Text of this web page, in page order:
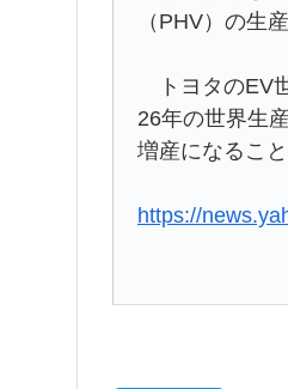
（PHV）の生
トヨタのEV
26年の世界生
増産になるこ
https://